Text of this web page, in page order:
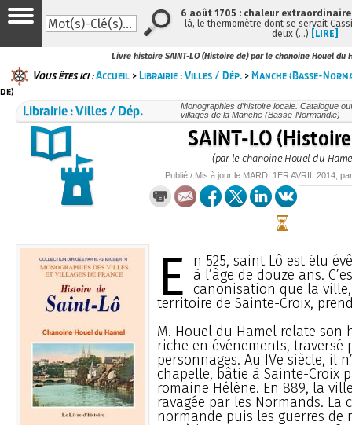
Livre histoire SAINT-LO (Histoire de) par le chanoine Houel du
Vous êtes ici :Accueil >Librairie : Villes / Dép. >Manche (Basse-
de)
Librairie : Villes / Dép.
Monographies d’histoire locale. Catalogue
villages de la Manche (Basse-Normandie)
SAINT-LO
(par le chanoine Houel du
Publié / Mis à jour le MARDI 1ER AVRIL 2014,
E
n 525, saint Lô est élu
à l’âge de douze ans.
canonisation que la
territoire de Sainte-Croix,
M. Houel du Hamel relate son
riche en événements, traversé
personnages. Au IVe siècle, il
chapelle, bâtie à Sainte-Croix
romaine Hélène. En 889, la
ravagée par les Normands. La
normande puis les guerres de
6 août 1705 : chaleur
là, le thermomètre dont se servait
deux (…) [LIRE]